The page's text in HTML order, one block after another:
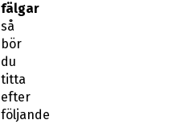
fälgar
så
bör
du
titta
efter
följande